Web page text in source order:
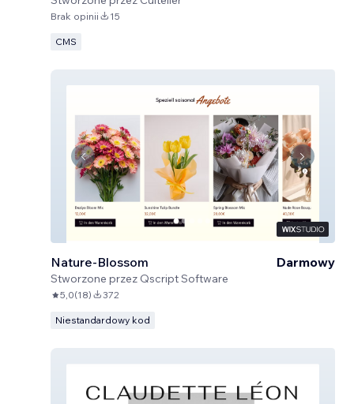
Brak opinii 15
CMS
Nature-Blossom
Stworzone przez Qscript Software
Darmowy
5,0(18) 372
Niestandardowy kod